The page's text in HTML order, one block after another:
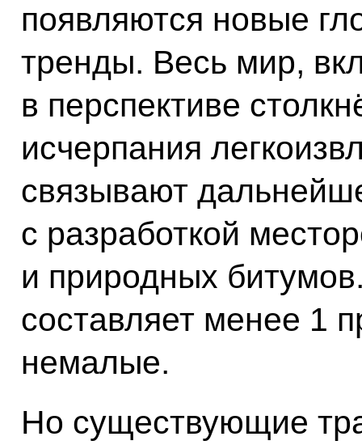
появляются новые
тренды. Весь мир,
в перспективе
исчерпания
связывают
с разработкой
и природных
составляет менее 1
немалые.
Но существующие